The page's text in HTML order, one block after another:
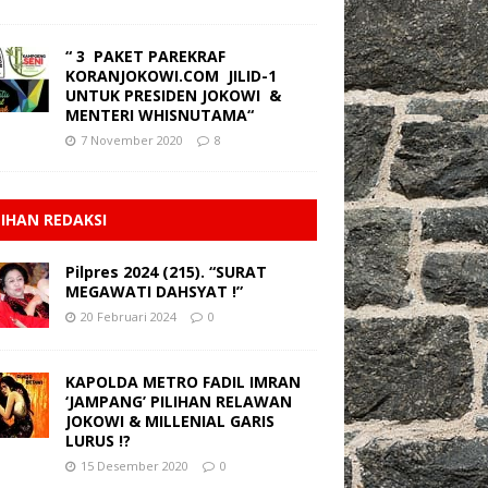
“ 3 PAKET PAREKRAF
KORANJOKOWI.COM JILID-1
UNTUK PRESIDEN JOKOWI &
MENTERI WHISNUTAMA“
7 November 2020 8
REDAKSI
Pilpres 2024 (215). “SURAT
MEGAWATI DAHSYAT !”
20 Februari 2024 0
KAPOLDA METRO FADIL IMRAN
‘JAMPANG’ PILIHAN RELAWAN
JOKOWI & MILLENIAL GARIS
LURUS !?
15 Desember 2020 0